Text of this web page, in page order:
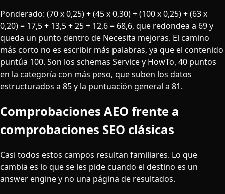
Ponderado: (70 x 0,25) + (45 x 0,30) + (100 x 0,25) + (63 x
0,20) = 17,5 + 13,5 + 25 + 12,6 = 68,6, que redondea a 69 y
queda un punto dentro de Necesita mejoras. El camino
más corto no es escribir más palabras, ya que el contenido
puntúa 100. Son los schemas Service y HowTo, 40 puntos
en la categoría con más peso, que suben los datos
estructurados a 85 y la puntuación general a 81.
Comprobaciones AEO frente a
comprobaciones SEO clásicas
Casi todos estos campos resultan familiares. Lo que
cambia es lo que se les pide cuando el destino es un
answer engine y no una página de resultados.